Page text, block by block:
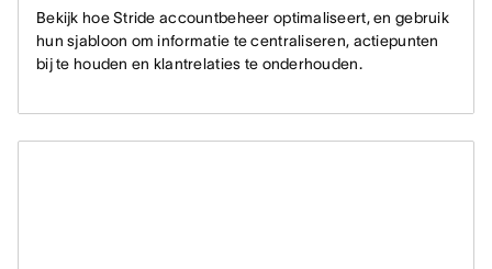
Bekijk hoe Stride accountbeheer optimaliseert, en gebruik
hun sjabloon om informatie te centraliseren, actiepunten
bij te houden en klantrelaties te onderhouden.